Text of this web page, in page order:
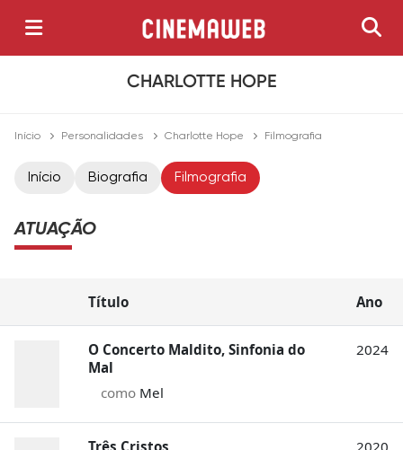
CHARLOTTE HOPE
Início Personalidades Charlotte Hope Filmografia
Início Biografia Filmografia
ATUAÇÃO
Título Ano
O Concerto Maldito, Sinfonia do
Mal
como Mel
2024